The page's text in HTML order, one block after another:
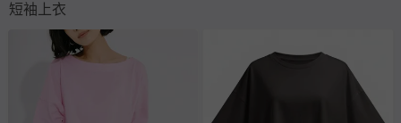
短袖上衣